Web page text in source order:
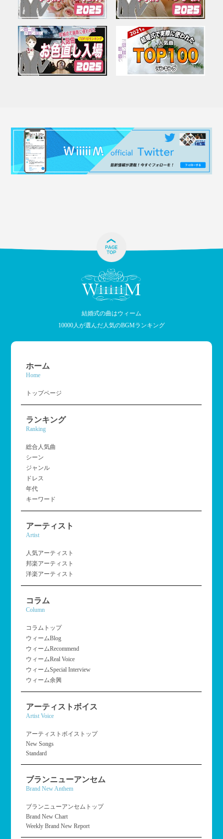
結婚式の曲はウィーム
10000人が選んだ人気のBGMランキング
ホーム
Home
トップページ
ランキング
Ranking
総合人気曲
シーン
ジャンル
ドレス
年代
キーワード
アーティスト
Artist
人気アーティスト
邦楽アーティスト
洋楽アーティスト
コラム
Column
コラムトップ
ウィームBlog
ウィームRecommend
ウィームReal Voice
ウィームSpecial Interview
ウィーム余興
アーティストボイス
Artist Voice
アーティストボイストップ
New Songs
Standard
ブランニューアンセム
Brand New Anthem
ブランニューアンセムトップ
Brand New Chart
Weekly Brand New Report